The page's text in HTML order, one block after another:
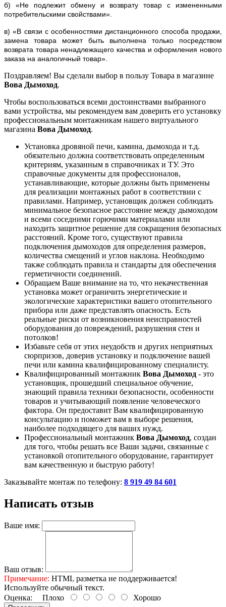
б) «Не подлежит обмену и возврату товар с измененными
потребительскими свойствами».
в) «В связи с особенностями дистанционного способа продажи,
замена товара может быть выполнена только посредством
возврата товара ненадлежащего качества и оформления нового
заказа на аналогичный товар».
Поздравляем! Вы сделали выбор в пользу Товара в магазине
Вова Дымоход.
Чтобы воспользоваться всеми достоинствами выбранного
вами устройства, мы рекомендуем вам доверить его установку
профессиональным монтажникам нашего виртуального
магазина Вова Дымоход.
Установка дровяной печи, камина, дымохода и т.д.
обязательно должна соответствовать определенным
критериям, указанным в справочниках и ТУ. Это
справочные документы для профессионалов,
устанавливающие, которые должны быть применены
для реализации монтажных работ в соответствии с
правилами. Например, установщик должен соблюдать
минимальное безопасное расстояние между дымоходом
и всеми соседними горючими материалами или
находить защитное решение для сокращения безопасных
расстояний. Кроме того, существуют правила
подключения дымоходов для определения размеров,
количества смещений и углов наклона. Необходимо
также соблюдать правила и стандарты для обеспечения
герметичности соединений.
Обращаем Ваше внимание на то, что некачественная
установка может ограничить энергетические и
экологические характеристики вашего отопительного
прибора или даже представлять опасность. Есть
реальные риски от возникновения неисправностей
оборудования до повреждений, разрушения стен и
потолков!
Избавьте себя от этих неудобств и других неприятных
сюрпризов, доверив установку и подключение вашей
печи или камина квалифицированному специалисту.
Квалифицированный монтажник Вова Дымоход - это
установщик, прошедший специальное обучение,
знающий правила техники безопасности, особенности
товаров и учитывающий появление человеческого
фактора. Он предоставит Вам квалифицированную
консультацию и поможет вам в выборе решения,
наиболее подходящего для ваших нужд.
Профессиональный монтажник Вова Дымоход, создан
для того, чтобы решать все Ваши задачи, связанные с
установкой отопительного оборудование, гарантирует
вам качественную и быструю работу!
Заказывайте монтаж по телефону: 8 919 49 84 601
Написать отзыв
Ваше имя:
Ваш отзыв:
Примечание: HTML разметка не поддерживается!
Используйте обычный текст.
Оценка: Плохо Хорошо